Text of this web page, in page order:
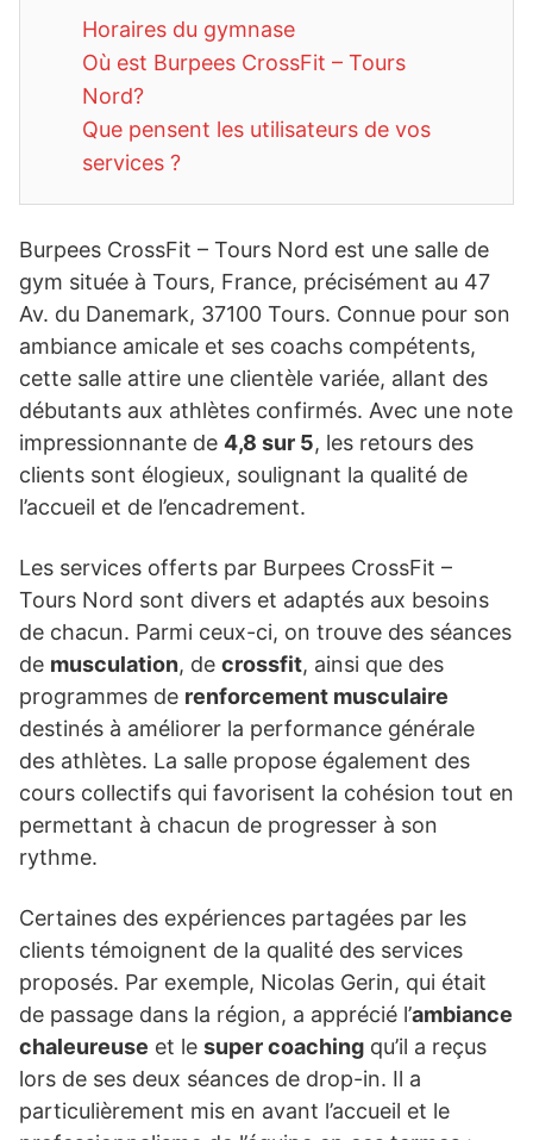
Horaires du gymnase
Où est Burpees CrossFit – Tours
Nord?
Que pensent les utilisateurs de vos
services ?
Burpees CrossFit – Tours Nord est une salle de
gym située à Tours, France, précisément au 47
Av. du Danemark, 37100 Tours. Connue pour son
ambiance amicale et ses coachs compétents,
cette salle attire une clientèle variée, allant des
débutants aux athlètes confirmés. Avec une note
impressionnante de 4,8 sur 5, les retours des
clients sont élogieux, soulignant la qualité de
l’accueil et de l’encadrement.
Les services offerts par Burpees CrossFit –
Tours Nord sont divers et adaptés aux besoins
de chacun. Parmi ceux-ci, on trouve des séances
de musculation, de crossfit, ainsi que des
programmes de renforcement musculaire
destinés à améliorer la performance générale
des athlètes. La salle propose également des
cours collectifs qui favorisent la cohésion tout en
permettant à chacun de progresser à son
rythme.
Certaines des expériences partagées par les
clients témoignent de la qualité des services
proposés. Par exemple, Nicolas Gerin, qui était
de passage dans la région, a apprécié l’ambiance
chaleureuse et le super coaching qu’il a reçus
lors de ses deux séances de drop-in. Il a
particulièrement mis en avant l’accueil et le